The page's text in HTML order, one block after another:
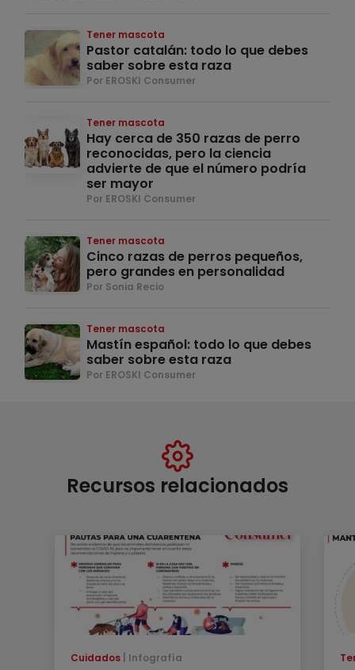
Tener mascota
Pastor catalán: todo lo que debes
saber sobre esta raza
Por EROSKI Consumer
Tener mascota
Hay cerca de 350 razas de perro
reconocidas, pero la ciencia
advierte de que el número podría
ser mayor
Por EROSKI Consumer
Tener mascota
Cinco razas de perros pequeños,
pero grandes en personalidad
Por Sonia Recio
Tener mascota
Mastín español: todo lo que debes
saber sobre esta raza
Por EROSKI Consumer
Recursos relacionados
Cuidados Infografía